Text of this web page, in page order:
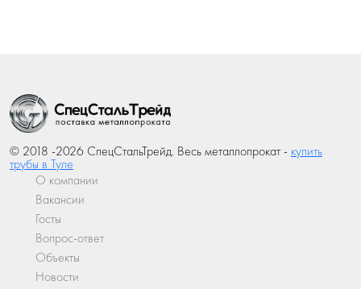
© 2018 -2026 СпецСтальТрейд. Весь металлопрокат - купить
трубы в Туле
О компании
Вакансии
Госты
Вопрос-ответ
Объекты
Новости